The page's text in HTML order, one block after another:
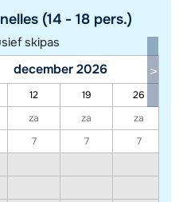
(14 - 18 pers.)
skipas
december 2026
12 19
26
za za
za
7 7 7